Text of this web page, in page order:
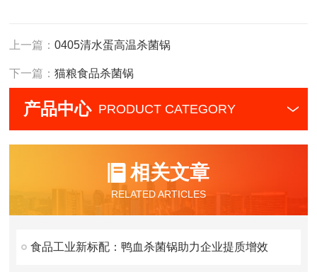
上一篇：0405清水蛋高温杀菌锅
下一篇：猫粮食品杀菌锅
产品中心 PRODUCT CATEGORY
相关文章
RELATED ARTICLES
食品工业新标配：鸭血杀菌锅助力企业提质增效